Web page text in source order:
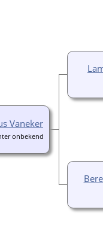
Vaneker
onbekend